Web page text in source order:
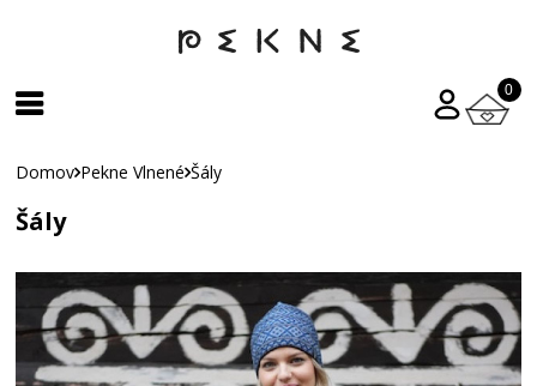
0
Domov Pekne Vlnené Šály
Šály